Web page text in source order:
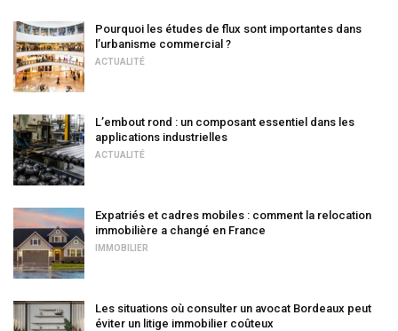
Pourquoi les études de flux sont importantes dans
l’urbanisme commercial ?
ACTUALITÉ
L’embout rond : un composant essentiel dans les
applications industrielles
ACTUALITÉ
Expatriés et cadres mobiles : comment la relocation
immobilière a changé en France
IMMOBILIER
Les situations où consulter un avocat Bordeaux peut
éviter un litige immobilier coûteux